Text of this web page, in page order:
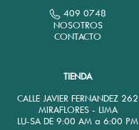
409 0748
NOSOTROS
CONTACTO
TIENDA
CALLE JAVIER FERNANDEZ 262
MIRAFLORES - LIMA
LU-SA DE 9:00 AM a 6:00 PM